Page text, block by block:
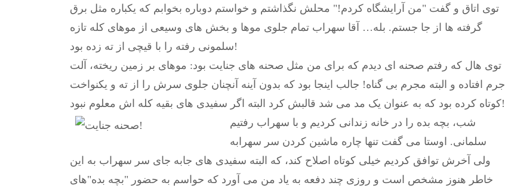
توی اتاق و گفت "من آرایشگاه کردم!" محلش نگذاشتم و خواستم دوباره بخوابم که یکباره مثل برق
گرفته ها از جا جستم. بله… آقا سهراب تمام جلوی موها و بخش های وسیعی از موهای کله تازه
سلمونی رفته را با قیچی از ته زده بود!
توی هال که رفتم صحنه ای دیدم که برای من مثل صحنه های جنایت بود: موهای بر زمین ریخته، آلت
جرم افتاده و البته مجرم بی گناه! جالب اینجا بود که بدون آینه آنچنان جلوی سرش را از ته و یکنواخت
کوتاه کرده بود که به عنوان یک مد می شد قالبش کرد البته اگر سفیدی های بقیه کله اش معلوم نبود!
شب، بچه بده را در خانه زندانی کردیم و با سهراب رفتیم
سلمانی. اوستا می گفت تنها چاره ماشین کردن سر سهرابه
ولی آخرش توافق کردیم خیلی کوتاه اصلاح کند، که البته سفیدی های جابه جای سر سهراب به این
خاطر هنوز مشخص است و روزی چند دفعه به یاد من می آورد که حواسم به حضور "بچه بده"های